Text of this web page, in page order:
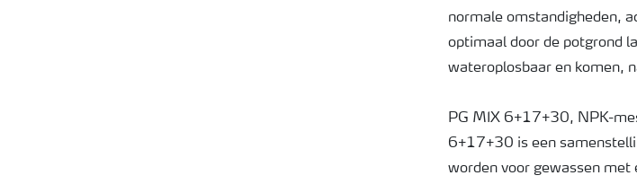
normale omstandigheden,
optimaal door de potgrond
wateroplosbaar en komen,
PG MIX 6+17+30, NPK-
6+17+30 is een
worden voor gewassen